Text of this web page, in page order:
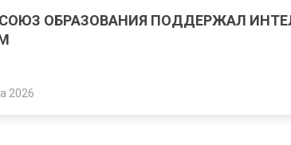
ОБРАЗОВАНИЯ ПОДДЕРЖАЛ
2026